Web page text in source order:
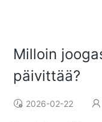
Milloin
päivittää?
2026-02-22